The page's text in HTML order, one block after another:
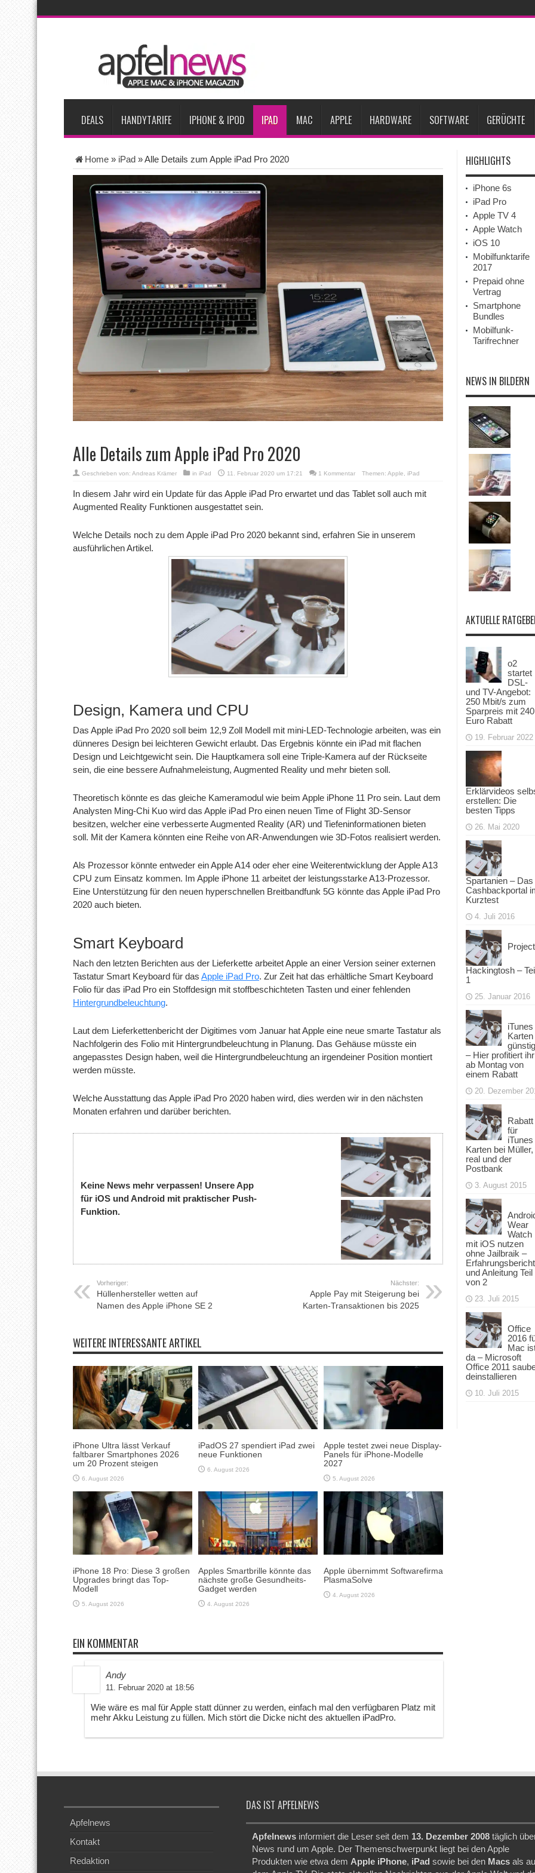
iPhone Ultra lässt Verkauf faltbarer Smartphones 2026 um 20 Prozent steigen
iPhone 18 Pro: Diese 3 großen Upgrades bringt das Top-Modell
iPhone Air 2 für Anfang 2027 erwartet Apples vermutete AirPods mit Kameras sollen bereits im September erscheinen
Apple erzielt 49 Prozent des weltweiten Smartphone-Umsatzes im 2. Quartal
DEALS HANDYTARIFE IPHONE & IPOD IPAD MAC APPLE HARDWARE SOFTWARE GERÜCHTE
Home » iPad »Alle Details zum Apple iPad Pro 2020
Alle Details zum Apple iPad Pro 2020
Geschrieben von: Andreas Krämer in iPad 11. Februar 2020 um 17:21 1 Kommentar Themen: Apple iPad
In diesem Jahr wird ein Update für das Apple iPad Pro erwartet und das Tablet soll auch mit
Augmented Reality Funktionen ausgestattet sein.
Welche Details noch zu dem Apple iPad Pro 2020 bekannt sind, erfahren Sie in unserem
ausführlichen Artikel.
Design, Kamera und CPU
Das Apple iPad Pro 2020 soll beim 12,9 Zoll Modell mit mini-LED-Technologie arbeiten, was ein
dünneres Design bei leichteren Gewicht erlaubt. Das Ergebnis könnte ein iPad mit flachen
Design und Leichtgewicht sein. Die Hauptkamera soll eine Triple-Kamera auf der Rückseite
sein, die eine bessere Aufnahmeleistung, Augmented Reality und mehr bieten soll.
Theoretisch könnte es das gleiche Kameramodul wie beim Apple iPhone 11 Pro sein. Laut dem
Analysten Ming-Chi Kuo wird das Apple iPad Pro einen neuen Time of Flight 3D-Sensor
besitzen, welcher eine verbesserte Augmented Reality (AR) und Tiefeninformationen bieten
soll. Mit der Kamera könnten eine Reihe von AR-Anwendungen wie 3D-Fotos realisiert werden.
Als Prozessor könnte entweder ein Apple A14 oder eher eine Weiterentwicklung der Apple A13
CPU zum Einsatz kommen. Im Apple iPhone 11 arbeitet der leistungsstarke A13-Prozessor.
Eine Unterstützung für den neuen hyperschnellen Breitbandfunk 5G könnte das Apple iPad Pro
2020 auch bieten.
Smart Keyboard
Nach den letzten Berichten aus der Lieferkette arbeitet Apple an einer Version seiner externen
Tastatur Smart Keyboard für das Apple iPad Pro. Zur Zeit hat das erhältliche Smart Keyboard
Folio für das iPad Pro ein Stoffdesign mit stoffbeschichteten Tasten und einer fehlenden
Hintergrundbeleuchtung.
Laut dem Lieferkettenbericht der Digitimes vom Januar hat Apple eine neue smarte Tastatur als
Nachfolgerin des Folio mit Hintergrundbeleuchtung in Planung. Das Gehäuse müsste ein
angepasstes Design haben, weil die Hintergrundbeleuchtung an irgendeiner Position montiert
werden müsste.
Welche Ausstattung das Apple iPad Pro 2020 haben wird, dies werden wir in den nächsten
Monaten erfahren und darüber berichten.
Keine News mehr verpassen! Unsere App
für iOS und Android mit praktischer Push-
Funktion.
Vorheriger:
Hüllenhersteller wetten auf
Namen des Apple iPhone SE 2
Nächster:
Apple Pay mit Steigerung bei
Karten-Transaktionen bis 2025
WEITERE INTERESSANTE ARTIKEL
iPhone Ultra lässt Verkauf
faltbarer Smartphones 2026
um 20 Prozent steigen
6. August 2026
iPadOS 27 spendiert iPad zwei
neue Funktionen
6. August 2026
Apple testet zwei neue Display-
Panels für iPhone-Modelle
2027
5. August 2026
iPhone 18 Pro: Diese 3 großen
Upgrades bringt das Top-
Modell
5. August 2026
Apples Smartbrille könnte das
nächste große Gesundheits-
Gadget werden
4. August 2026
Apple übernimmt Softwarefirma
PlasmaSolve
4. August 2026
EIN KOMMENTAR
Andy
11. Februar 2020 at 18:56
Wie wäre es mal für Apple statt dünner zu werden, einfach mal den verfügbaren Platz mit
mehr Akku Leistung zu füllen. Mich stört die Dicke nicht des aktuellen iPadPro.
HIGHLIGHTS
iPhone 6s
iPad Pro
Apple TV 4
Apple Watch
iOS 10
Mobilfunktarife
2017
Prepaid ohne
Vertrag
Smartphone
Bundles
Mobilfunk-
Tarifrechner
NEWS IN BILDERN
AKTUELLE
o2
startet
DSL-
und TV-Angebot:
250 Mbit/s zum
Sparpreis mit 240
Euro Rabatt
19. Februar 2022
Erklärvideos
erstellen: Die
besten Tipps
26. Mai 2020
Spartanien – Das
Cashbackportal
Kurztest
4. Juli 2016
Project
Hackingtosh –
1
25. Januar 2016
iTunes
Karten
– Hier profitiert ihr
ab Montag von
einem Rabatt
20. Dezember
Rabatt
für
iTunes
Karten bei Müller,
real und der
Postbank
3. August 2015
Wear
Watch
mit iOS nutzen
ohne Jailbraik –
Erfahrungsbericht
und Anleitung Teil
von 2
23. Juli 2015
Office
2016
Mac
da – Microsoft
Office 2011
deinstallieren
10. Juli 2015
Apfelnews
Kontakt
Redaktion
DAS IST APFELNEWS
Apfelnews informiert die Leser seit dem 13. Dezember 2008 täglich
News rund um Apple. Der Themenschwerpunkt liegt bei den Apple
Produkten wie etwa dem Apple iPhone, iPad sowie bei den Macs als